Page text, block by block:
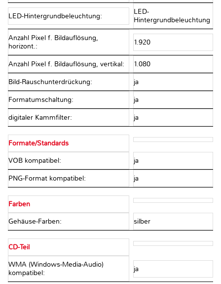
LED-Hintergrundbeleuchtung:
LED-
Hintergrundbeleuchtung
Anzahl Pixel f. Bildauflösung,
horizont.:
1.920
Anzahl Pixel f. Bildauflösung, vertikal: 1.080
Bild-Rauschunterdrückung: ja
Formatumschaltung: ja
digitaler Kammfilter: ja
Formate/Standards
VOB kompatibel: ja
PNG-Format kompatibel: ja
Farben
Gehäuse-Farben: silber
CD-Teil
WMA (Windows-Media-Audio)
kompatibel:
ja